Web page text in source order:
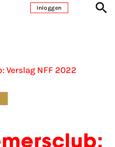
Inloggen
Verslag NFF 2022